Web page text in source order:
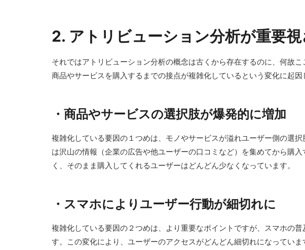
2. アトリビューション分析が重要
それではアトリビューション分析の概念は古くから存在するのに、何故
商品やサービスを購入するまでの接点が複雑化しているという変化に起
・ 商品やサービスの選択肢が爆発的に増加
複雑化している要因の１つめは、モノやサービスが溢れユーザー側の選
は沢山の情報（企業の広告や他ユーザーの口コミなど）を集めてから購
く、そのまま購入してくれるユーザーはどんどん少なくなっています。
・ スマホによりユーザー行動が細切れに
複雑化している要因の２つめは、より重要なポイントですが、スマホの
す。この変化により、ユーザーのアクセスがどんどん細切れになってい